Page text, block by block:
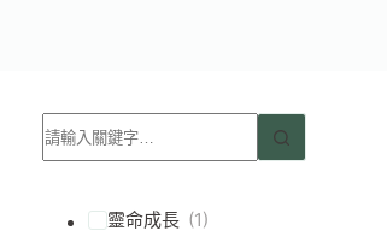
找
不
到
靈命成長 (1)